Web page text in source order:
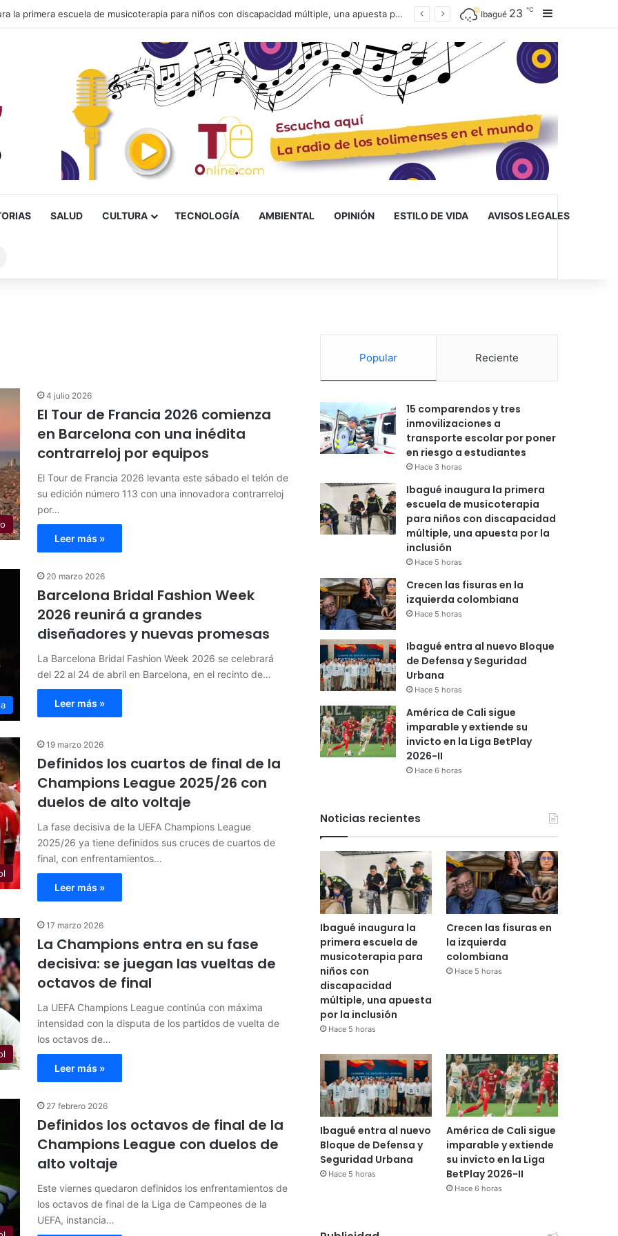
Ibagué inaugura la primera escuela de musicoterapia para niños con discapacidad múltiple, una apuesta por la inclusión Ibagué 23 ℃
SALUD CULTURA TECNOLOGÍA AMBIENTAL OPINIÓN ESTILO DE VIDA AVISOS LEGALES
4 julio 2026
El Tour de Francia 2026 comienza
en Barcelona con una inédita
contrarreloj por equipos
El Tour de Francia 2026 levanta este sábado el telón de
su edición número 113 con una innovadora contrarreloj
por…
Leer más »
20 marzo 2026
Barcelona Bridal Fashion Week
2026 reunirá a grandes
diseñadores y nuevas promesas
La Barcelona Bridal Fashion Week 2026 se celebrará
del 22 al 24 de abril en Barcelona, en el recinto de…
Leer más »
19 marzo 2026
Definidos los cuartos de final de la
Champions League 2025/26 con
duelos de alto voltaje
La fase decisiva de la UEFA Champions League
2025/26 ya tiene definidos sus cruces de cuartos de
final, con enfrentamientos…
Leer más »
17 marzo 2026
La Champions entra en su fase
decisiva: se juegan las vueltas de
octavos de final
La UEFA Champions League continúa con máxima
intensidad con la disputa de los partidos de vuelta de
los octavos de…
Leer más »
27 febrero 2026
Definidos los octavos de final de la
Champions League con duelos de
alto voltaje
Este viernes quedaron definidos los enfrentamientos de
los octavos de final de la Liga de Campeones de la
UEFA, instancia…
Popular Reciente
15 comparendos y tres
inmovilizaciones a
transporte escolar por poner
en riesgo a estudiantes
Hace 3 horas
Ibagué inaugura la primera
escuela de musicoterapia
para niños con discapacidad
múltiple, una apuesta por la
inclusión
Hace 5 horas
Crecen las fisuras en la
izquierda colombiana
Hace 5 horas
Ibagué entra al nuevo Bloque
de Defensa y Seguridad
Urbana
Hace 5 horas
América de Cali sigue
imparable y extiende su
invicto en la Liga BetPlay
2026-II
Hace 6 horas
Noticias recientes
Ibagué inaugura la
primera escuela de
musicoterapia para
niños con
discapacidad
múltiple, una apuesta
por la inclusión
Hace 5 horas
Crecen las fisuras en
la izquierda
colombiana
Hace 5 horas
Ibagué entra al nuevo
Bloque de Defensa y
Seguridad Urbana
Hace 5 horas
América de Cali sigue
imparable y extiende
su invicto en la Liga
BetPlay 2026-II
Hace 6 horas